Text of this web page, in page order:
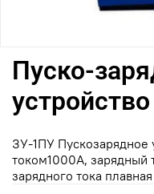
Пуско-
ЗУ-1ПУ Пускозарядное
током1000А, зарядный
зарядного тока плавная